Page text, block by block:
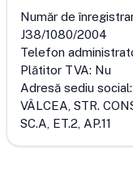
Număr de
J38/1080/2004
Telefon
Plătitor TVA: Nu
Adresă sediu social:
VÂLCEA, STR.
SC.A, ET.2, AP.11